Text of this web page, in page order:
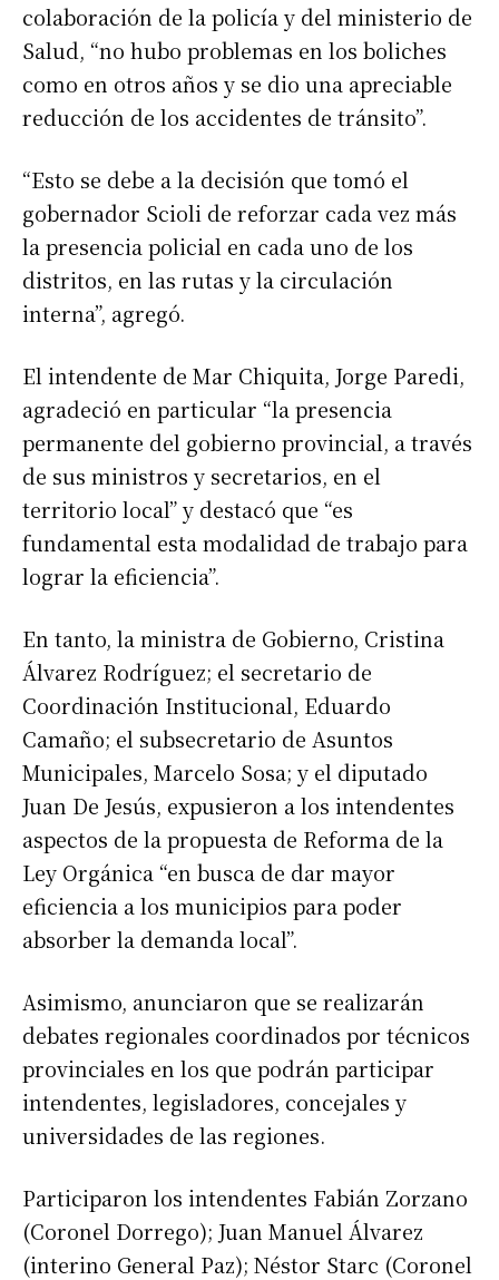
Suscribirme gratis
colaboración de la policía y del ministerio de
Salud, “no hubo problemas en los boliches
como en otros años y se dio una apreciable
reducción de los accidentes de tránsito”.
“Esto se debe a la decisión que tomó el
gobernador Scioli de reforzar cada vez más
la presencia policial en cada uno de los
distritos, en las rutas y la circulación
interna”, agregó.
El intendente de Mar Chiquita, Jorge Paredi,
agradeció en particular “la presencia
permanente del gobierno provincial, a través
de sus ministros y secretarios, en el
territorio local” y destacó que “es
fundamental esta modalidad de trabajo para
lograr la eficiencia”.
En tanto, la ministra de Gobierno, Cristina
Álvarez Rodríguez; el secretario de
Coordinación Institucional, Eduardo
Camaño; el subsecretario de Asuntos
Municipales, Marcelo Sosa; y el diputado
Juan De Jesús, expusieron a los intendentes
aspectos de la propuesta de Reforma de la
Ley Orgánica “en busca de dar mayor
eficiencia a los municipios para poder
absorber la demanda local”.
Asimismo, anunciaron que se realizarán
debates regionales coordinados por técnicos
provinciales en los que podrán participar
intendentes, legisladores, concejales y
universidades de las regiones.
Participaron los intendentes Fabián Zorzano
(Coronel Dorrego); Juan Manuel Álvarez
(interino General Paz); Néstor Starc (Coronel